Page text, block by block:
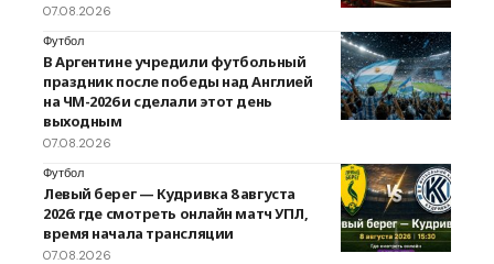
07.08.2026
Футбол
В Аргентине учредили футбольный
праздник после победы над Англией
на ЧМ-2026 и сделали этот день
выходным
07.08.2026
Футбол
Левый берег — Кудривка 8 августа
2026: где смотреть онлайн матч УПЛ,
время начала трансляции
07.08.2026